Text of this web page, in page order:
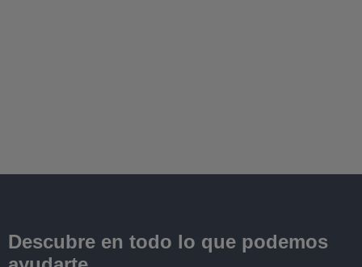
Descubre en todo lo que podemos